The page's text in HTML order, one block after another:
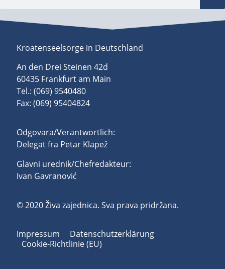
Kroatenseelsorge in Deutschland
An den Drei Steinen 42d
60435 Frankfurt am Main
Tel.: (069) 9540480
Fax: (069) 95404824
Odgovara/Verantwortlich:
Delegat fra Petar Klapež
Glavni urednik/Chefredakteur:
Ivan Gavranović
© 2020 Živa zajednica. Sva prava pridržana.
Impressum
Datenschutzerklärung
Cookie-Richtlinie (EU)